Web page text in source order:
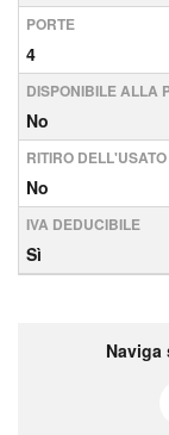
PORTE
4
DISPONIBILE ALLA
No
RITIRO DELL'USATO
No
IVA DEDUCIBILE
Sì